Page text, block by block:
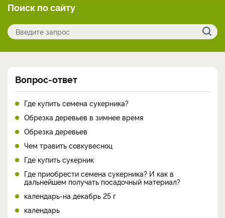
Поиск по сайту
Вопрос-ответ
Где купить семена сукерника?
Обрезка деревьев в зимнее время
Обрезка деревьев
Чем травить совкувесноц
Где купить сукерник
Где приобрести семена сукерника? И как в
дальнейшем получать посадочный материал?
календарь-на декабрь 25 г
календарь